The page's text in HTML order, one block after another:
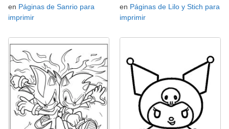
en Páginas de Sanrio para
imprimir
en Páginas de Lilo y Stich para
imprimir